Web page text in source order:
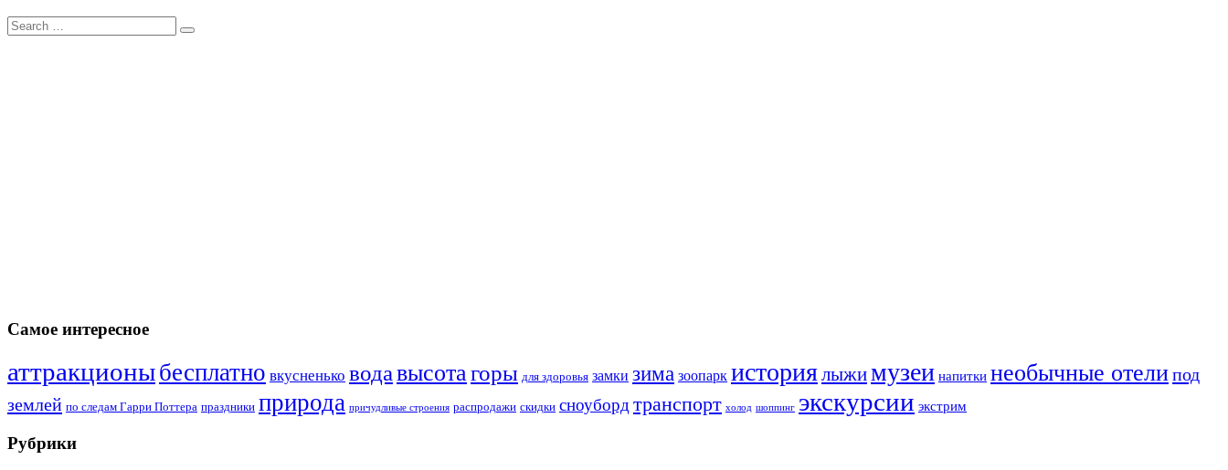
Результаты
поиска
Самое интересное
аттракционыбесплатно вкусненько водавысота горы для здоровья замки зима зоопарк историялыжимузеи напитки необычные отелипод
землей по следам Гарри Поттера праздники природа причудливые строения распродажи скидки сноуборд транспорт холод шоппинг экскурсии экстрим
Рубрики